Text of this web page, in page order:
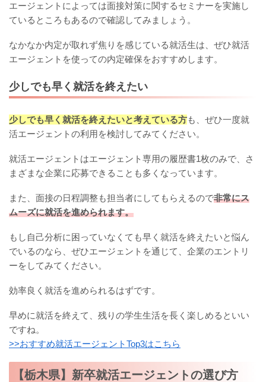
エージェントによっては面接対策に関するセミナーを実施し
ているところもあるので確認してみましょう。
なかなか内定が取れず焦りを感じている就活生は、ぜひ就活
エージェントを使っての内定確保をおすすめします。
少しでも早く就活を終えたい
少しでも早く就活を終えたいと考えている方も、ぜひ一度就
活エージェントの利用を検討してみてください。
就活エージェントはエージェント専用の履歴書1枚のみで、さ
まざまな企業に応募できることも多くなっています。
また、面接の日程調整も担当者にしてもらえるので非常にス
ムーズに就活を進められます。
もし自己分析に困っていなくても早く就活を終えたいと悩ん
でいるのなら、ぜひエージェントを通じて、企業のエントリ
ーをしてみてください。
効率良く就活を進められるはずです。
早めに就活を終えて、残りの学生生活を長く楽しめるといい
ですね。
>>おすすめ就活エージェントTop3はこちら
【栃木県】新卒就活エージェントの選び方